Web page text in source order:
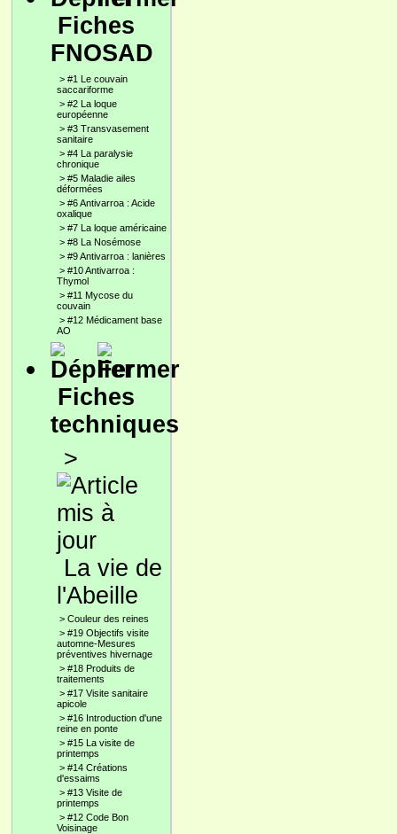
Fiches
FNOSAD
> #1 Le couvain
saccariforme
> #2 La loque
européenne
> #3 Transvasement
sanitaire
> #4 La paralysie
chronique
> #5 Maladie ailes
déformées
> #6 Antivarroa : Acide
oxalique
> #7 La loque américaine
> #8 La Nosémose
> #9 Antivarroa : lanières
> #10 Antivarroa :
Thymol
> #11 Mycose du
couvain
> #12 Médicament base
AO
Fiches
techniques
>
La vie de
l'Abeille
> Couleur des reines
> #19 Objectifs visite
automne-Mesures
préventives hivernage
> #18 Produits de
traitements
> #17 Visite sanitaire
apicole
> #16 Introduction d'une
reine en ponte
> #15 La visite de
printemps
> #14 Créations
d'essaims
> #13 Visite de
printemps
> #12 Code Bon
Voisinage